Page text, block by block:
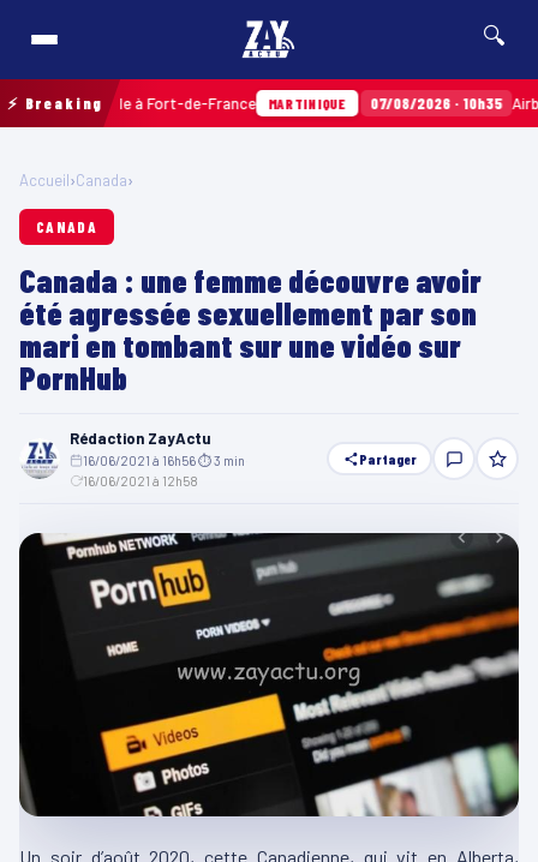
🔍
⚡ Breakingà Fort-de-France MARTINIQUE 07/08/2026 · 10h35 Airbags
Accueil›Canada›
CANADA
Canada : une femme découvre avoir
été agressée sexuellement par son
mari en tombant sur une vidéo sur
PornHub
Rédaction ZayActu
16/06/2021 à 16h56⏱ 3 min
16/06/2021 à 12h58
Partager
Un soir d’août 2020, cette Canadienne, qui vit en Alberta,